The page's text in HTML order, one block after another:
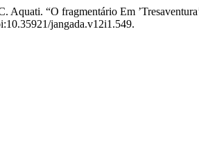
Aquati. “O fragmentário Em
jangada.v12i1.549.